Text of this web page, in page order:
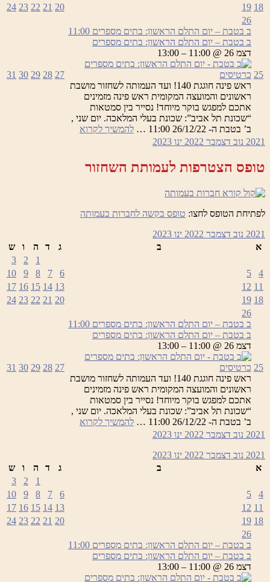
18
19
20
21
22
23
24
25
26
ב בטבת – יום התלם הראשון: בתים מספרים 11:00
ב בטבת – יום התלם הראשון: בתים מספרים
דצמ 26 @ 11:00 – 13:00
כרטיסים
ראש פינה חוגגת 140! ועד העמותה לשחזור מושבת
ראשונים והמועצה המקומית ראש פינה מזמינים
אתכם למפגש בוקר מיוחד! נסייר בין סמטאות
“שכונת תל אביב”: שכונת בעלי המלאכה. יום שני ,
ב’ בטבת ה- 26/12/22 11:00 …
להמשיך לקרוא
27
28
29
30
31
2021 נוב דצמבר 2022 ינו 2023
טופס הצטרפות לעמותת השחזור
לפתיחת הטופס לחצו: טופס בקשה לחברות בעמותה
2021 נוב דצמבר 2022 ינו 2023
א
ב ג ד ה ו
ש
1
2
3
4
5
6
7
8
9
10
11
12
13
14
15
16
17
18
19
20
21
22
23
24
25
26
ב בטבת – יום התלם הראשון: בתים מספרים 11:00
ב בטבת – יום התלם הראשון: בתים מספרים
דצמ 26 @ 11:00 – 13:00
כרטיסים
ראש פינה חוגגת 140! ועד העמותה לשחזור מושבת
ראשונים והמועצה המקומית ראש פינה מזמינים
אתכם למפגש בוקר מיוחד! נסייר בין סמטאות
“שכונת תל אביב”: שכונת בעלי המלאכה. יום שני ,
ב’ בטבת ה- 26/12/22 11:00 …
להמשיך לקרוא
התלם
מספרים
27
28
29
30
31
2021 נוב דצמבר 2022 ינו 2023
2021 נוב דצמבר 2022 ינו 2023
א
ב ג ד ה ו
ש
1
2
3
4
5
6
7
8
9
10
11
12
13
14
15
16
17
18
19
20
21
22
23
24
26
ב בטבת – יום התלם הראשון: בתים מספרים 11:00
ב בטבת – יום התלם הראשון: בתים מספרים
דצמ 26 @ 11:00 – 13:00